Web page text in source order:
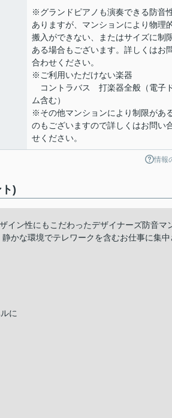
※グランドピアノも演奏できる防音
ありますが、マンションにより物理
搬入ができない、またはサイズに制
ある場合もございます。詳しくはお
合わせください。
※ご利用いただけない楽器
コントラバス 打楽器全般（電子
ム含む）
※その他マンションにより制限があ
のもございますので詳しくはお問い
せください。
情報
)
イン性にもこだわったデザイナーズ防音マ
かな環境でテレワークを含むお仕事に集中
に